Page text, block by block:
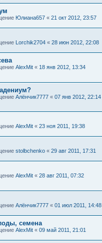
Юлиана657 « 21 окт 2012, 23:57
Lorchik2704 « 28 июн 2012, 22:08
AlexMit « 18 янв 2012, 13:34
Алёнчик7777 « 07 янв 2012, 22:14
AlexMit « 23 ноя 2011, 19:38
stolbchenko « 29 авг 2011, 17:31
AlexMit « 28 авг 2011, 07:32
Алёнчик7777 « 01 июл 2011, 14:48
семена
AlexMit « 09 май 2011, 21:01